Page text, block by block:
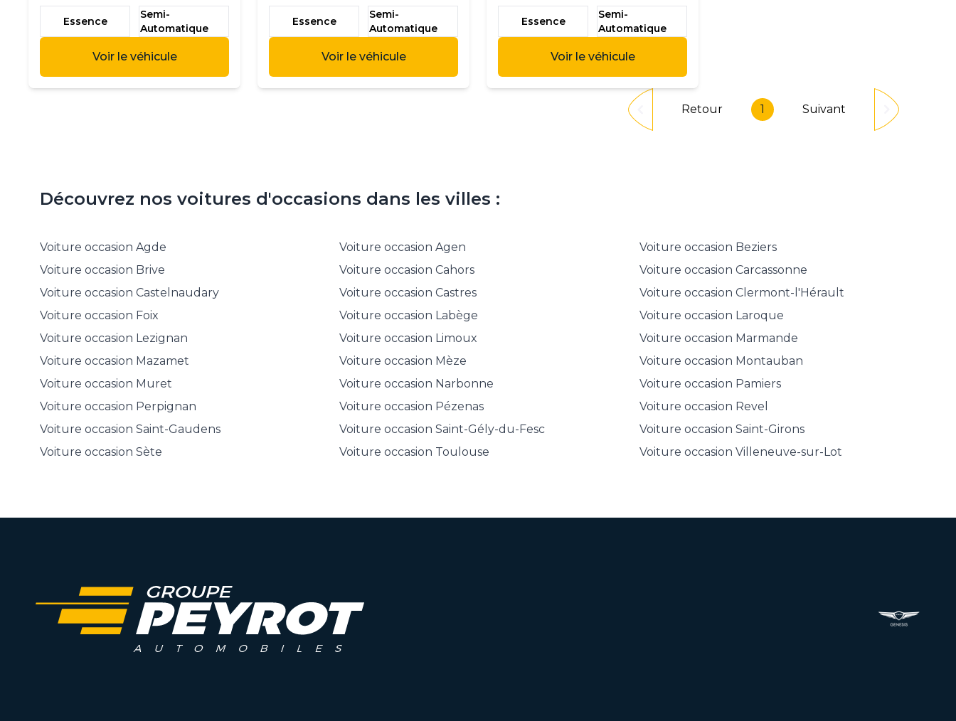
Essence
Semi-
Automatique
Voir le véhicule
Essence
Semi-
Automatique
Voir le véhicule
Essence
Semi-
Automatique
Voir le véhicule
Retour 1 Suivant
Découvrez nos voitures d'occasions dans les villes :
Voiture occasion Agde Voiture occasionAgen Voiture occasion Beziers
Voiture occasion Brive Voiture occasionCahors Voiture occasion Carcassonne
Voiture occasion Castelnaudary Voiture occasionCastres Voiture occasion Clermont-l'Hérault
Voiture occasion Foix Voiture occasion Labège Voiture occasion Laroque
Voiture occasion Lezignan Voiture occasion Limoux Voiture occasion Marmande
Voiture occasion Mazamet Voiture occasion Mèze Voiture occasion Montauban
Voiture occasion Muret Voiture occasion Narbonne Voiture occasion Pamiers
Voiture occasion Perpignan Voiture occasion Pézenas Voiture occasion Revel
Voiture occasion Saint-Gaudens Voiture occasionSaint-Gély-du-Fesc Voiture occasion Saint-Girons
Voiture occasion Sète Voiture occasion Toulouse Voiture occasion Villeneuve-sur-Lot